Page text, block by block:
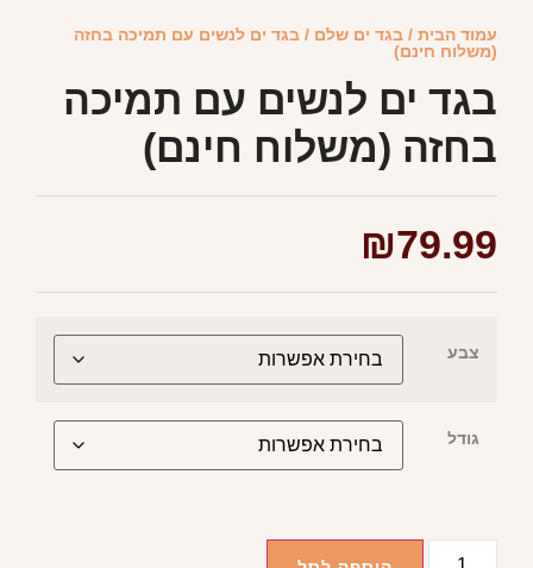
עמוד הבית / בגד ים שלם / בגד ים לנשים עם תמיכה בחזה
(משלוח חינם)
בגד ים לנשים עם תמיכה
בחזה (משלוח חינם)
₪79.99
צבע
גודל